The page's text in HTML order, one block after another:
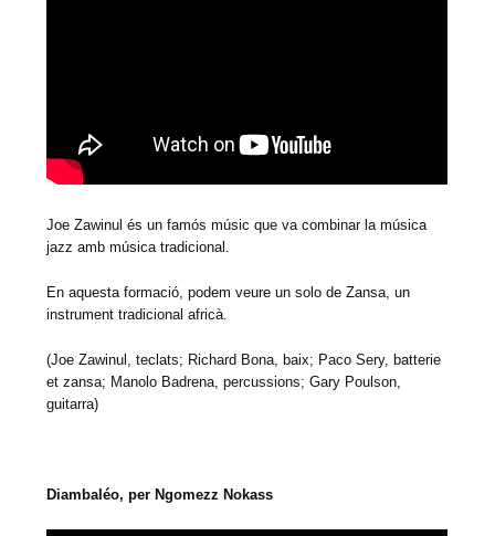
Joe Zawinul és un famós músic que va combinar la música
jazz amb música tradicional.
En aquesta formació, podem veure un solo de Zansa, un
instrument tradicional africà.
(Joe Zawinul, teclats; Richard Bona, baix; Paco Sery, batterie
et zansa; Manolo Badrena, percussions; Gary Poulson,
guitarra)
Diambaléo, per Ngomezz Nokass